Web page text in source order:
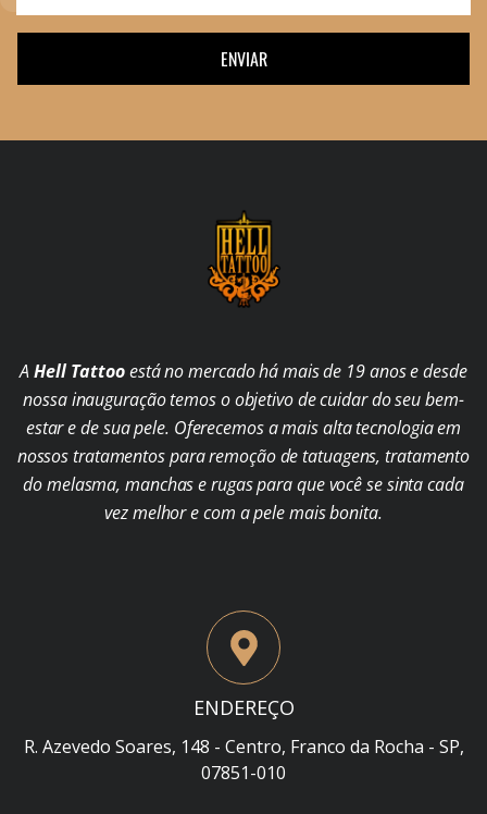
ENVIAR
AHell Tattooestá no mercado há mais de 19 anos e desde
nossa inauguração temos o objetivo de cuidar do seu bem-
estar e de sua pele. Oferecemos a mais alta tecnologia em
nossos tratamentos para remoção de tatuagens, tratamento
do melasma, manchas e rugas para que você se sinta cada
vez melhor e com a pele mais bonita.
ENDEREÇO
R. Azevedo Soares, 148 - Centro, Franco da Rocha - SP,
07851-010